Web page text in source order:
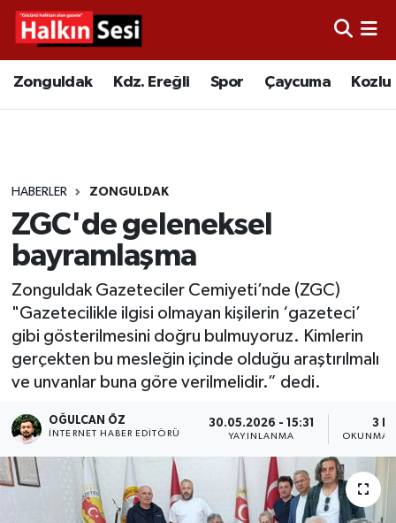
Zonguldak Kdz. Ereğli Spor Çaycuma Kozlu
HABERLER ZONGULDAK
ZGC'de geleneksel
bayramlaşma
Zonguldak Gazeteciler Cemiyeti’nde (ZGC)
"Gazetecilikle ilgisi olmayan kişilerin ‘gazeteci’
gibi gösterilmesini doğru bulmuyoruz. Kimlerin
gerçekten bu mesleğin içinde olduğu araştırılmalı
ve unvanlar buna göre verilmelidir.” dedi.
OĞULCAN ÖZ
İNTERNET HABER EDITÖRÜ
30.05.2026 - 15:31
YAYINLANMA
3
OKUNMA
Video
Çaycuma
Alaplı
Asayiş
Bartın
Karabük
Devrek
ÇEVRE
Merkez Hava Durumu
Tüm Manşetler
Son Dakika Haberleri
Haber Arşivi